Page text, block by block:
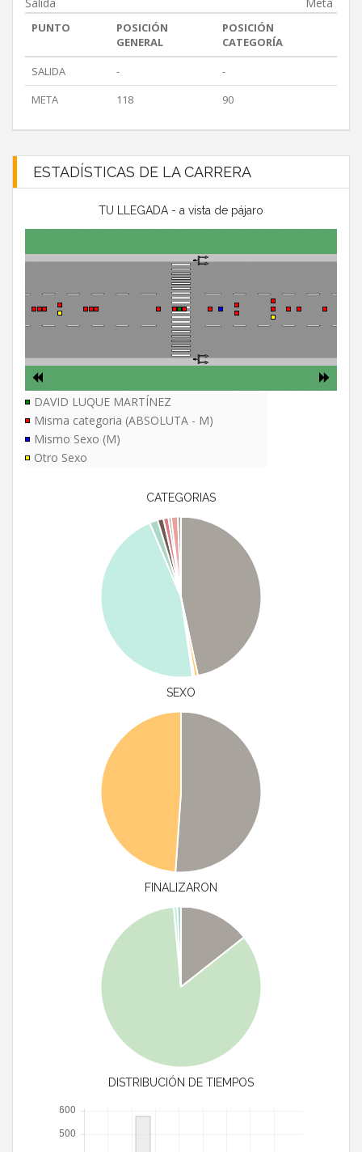
Salida Meta
PUNTO
POSICIÓN
GENERAL
POSICIÓN
CATEGORÍA
SALIDA
-
-
META
118 90
ESTADÍSTICAS DE LA CARRERA
TU LLEGADA - a vista de pájaro
DAVID LUQUE MARTÍNEZ
Misma categoria (ABSOLUTA - M)
Mismo Sexo (M)
Otro Sexo
CATEGORIAS
SEXO
FINALIZARON
DISTRIBUCIÓN DE TIEMPOS